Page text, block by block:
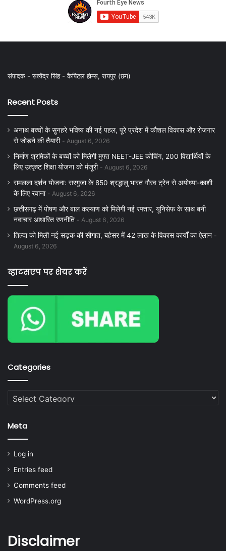
संपादक - सत्येंद्र सिंह - कैपिटल होम्स, रायपुर (छग)
Recent Posts
अनाथ बच्चों के सुनहरे भविष्य की नई पहल, पूरे प्रदेश में कौशल विकास और रोजगार
से जोड़ने की तैयारी
August 6, 2026
निर्माण श्रमिकों के बच्चों को मिलेगी मुफ्त NEET-JEE कोचिंग, 200 विद्यार्थियों के
लिए उत्कृष्ट शिक्षा योजना को मंजूरी
August 6, 2026
रामलला दर्शन योजना: सरगुजा के 850 श्रद्धालु भारत गौरव ट्रेन से अयोध्या-काशी
के लिए रवाना
August 6, 2026
छत्तीसगढ़ में पोषण और बाल कल्याण को मिलेगी नई रफ्तार, यूनिसेफ के साथ बनी
नवाचार आधारित रणनीति
August 6, 2026
तिल्दा को मिली नई सड़क की सौगात, बहेसर में 42 लाख के विकास कार्यों का ऐलान
August 6, 2026
व्हाटसएप पर शेयर करें
Categories
Categories
Meta
Log in
Entries feed
Comments feed
WordPress.org
Disclaimer